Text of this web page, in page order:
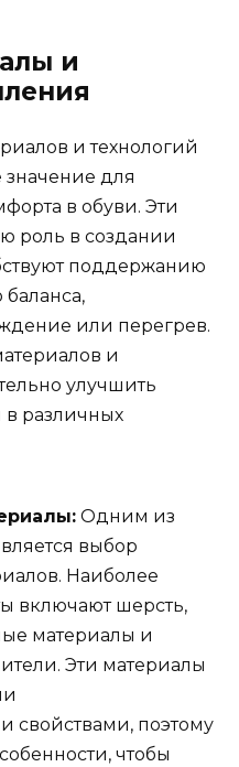
и
и технологий
для
в обуви. Эти
роль в создании
поддержанию
или перегрев.
и
улучшить
в различных
Одним из
выбор
Наиболее
включают шерсть,
материалы и
Эти материалы
свойствами, поэтому
чтобы